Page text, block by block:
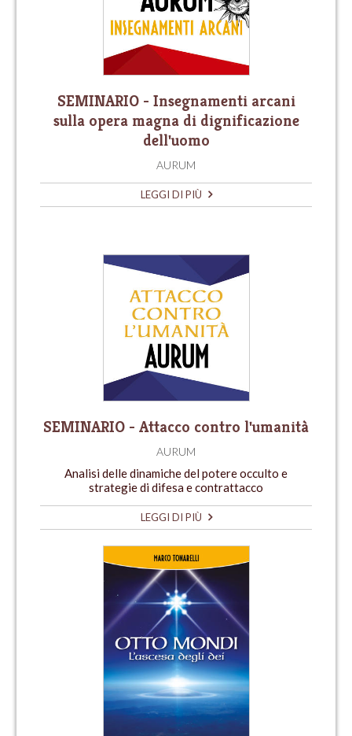
SEMINARIO - Insegnamenti arcani
sulla opera magna di dignificazione
dell'uomo
AURUM
LEGGI DI PIÙ
SEMINARIO - Attacco contro l'umanità
AURUM
Analisi delle dinamiche del potere occulto e
strategie di difesa e contrattacco
LEGGI DI PIÙ